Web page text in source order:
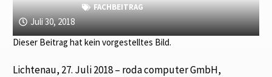
FACHBEITRAG
Juli 30, 2018
Dieser Beitrag hat kein vorgestelltes Bild.
Lichtenau, 27. Juli 2018 – roda computer GmbH,